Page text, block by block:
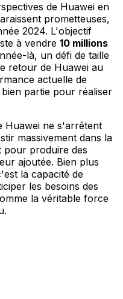
de Huawei en
prometteuses,
2024. L'objectif
à vendre 10 millions
là, un défi de taille
retour de Huawei au
actuelle de
partie pour réaliser
Huawei ne s'arrêtent
massivement dans la
pour produire des
ajoutée. Bien plus
la capacité de
les besoins des
la véritable force